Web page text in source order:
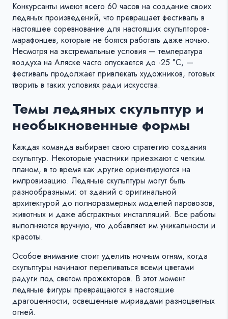
Конкурсанты имеют всего 60 часов на создание своих
ледяных произведений, что превращает фестиваль в
настоящее соревнование для настоящих скульпторов-
марафонцев, которые не боятся работать даже ночью.
Несмотря на экстремальные условия — температура
воздуха на Аляске часто опускается до -25 °C, —
фестиваль продолжает привлекать художников, готовых
творить в таких условиях ради искусства.
Темы ледяных скульптур и
необыкновенные формы
Каждая команда выбирает свою стратегию создания
скульптур. Некоторые участники приезжают с четким
планом, в то время как другие ориентируются на
импровизацию. Ледяные скульптуры могут быть
разнообразными: от зданий с оригинальной
архитектурой до полноразмерных моделей паровозов,
животных и даже абстрактных инсталляций. Все работы
выполняются вручную, что добавляет им уникальности и
красоты.
Особое внимание стоит уделить ночным огням, когда
скульптуры начинают переливаться всеми цветами
радуги под светом прожекторов. В этот момент
ледяные фигуры превращаются в настоящие
драгоценности, освещенные мириадами разноцветных
огней.